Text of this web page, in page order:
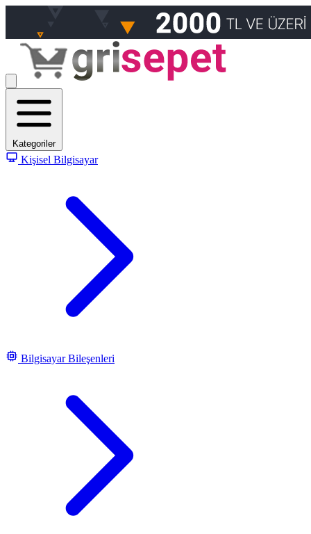
Kategoriler
Kişisel Bilgisayar
Bilgisayar Bileşenleri